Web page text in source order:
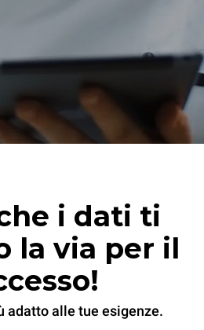
i dati ti
la via per il
adatto alle tue esigenze.